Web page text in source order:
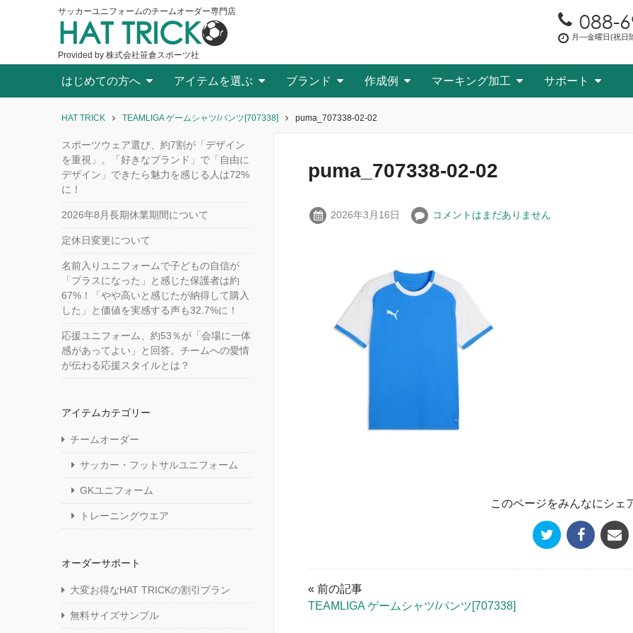
サッカーユニフォームのチームオーダー専門店
HAT TRICK
Provided by 株式会社笹倉スポーツ社
088-
月―金曜日(祝日
はじめての方へ アイテムを選ぶ ブランド 作成例 マーキング加工 サポート
HAT TRICK TEAMLIGA ゲームシャツ/パンツ[707338] puma_707338-02-02
puma_707338-02-02
2026年3月16日 コメントはまだありません
このページをみんなにシェ
« 前の記事
TEAMLIGA ゲームシャツ/パンツ[707338]
スポーツウェア選び、約7割が「デザイン
を重視」。「好きなブランド」で「自由に
デザイン」できたら魅力を感じる人は72%
に！
2026年8月長期休業期間について
定休日変更について
名前入りユニフォームで子どもの自信が
「プラスになった」と感じた保護者は約
67%！「やや高いと感じたが納得して購入
した」と価値を実感する声も32.7%に！
応援ユニフォーム、約53％が「会場に一体
感があってよい」と回答。チームへの愛情
が伝わる応援スタイルとは？
アイテムカテゴリー
チームオーダー
サッカー・フットサルユニフォーム
GKユニフォーム
トレーニングウエア
オーダーサポート
大変お得なHAT TRICKの割引プラン
無料サイズサンプル